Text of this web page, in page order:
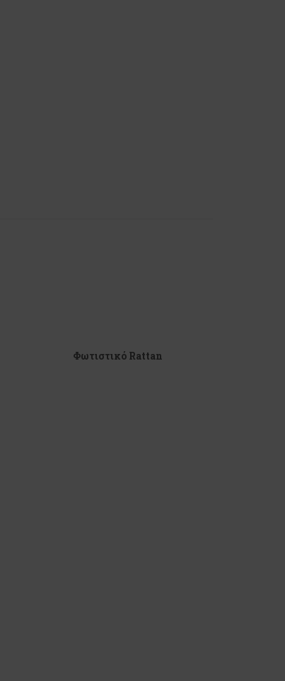
Φωτιστικό Rattan